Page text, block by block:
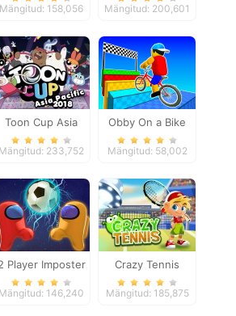
Mängitud: 158,056 Mängitud: 200,601
Toon Cup Asia
Pacific 2018
Mängitud: 233,752
Obby On a Bike
Mängitud: 58,002
Player Imposter
Soccer
Mängitud: 146,240
Crazy Tennis
Mängitud: 185,875